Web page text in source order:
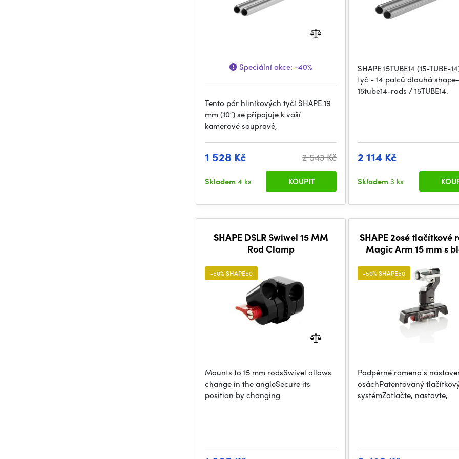
Speciální akce: -40%
Tento pár hliníkových tyčí SHAPE 19
mm (10″) se připojuje k vaší
kamerové soupravě,
1 528 Kč 2 543 Kč
Skladem4 ks KOUPIT
SHAPE 15TUBE14 (15-TUBE-
tyč - 14 palců dlouhá
15tube14-rods / 15TUBE14.
2 114 Kč
Skladem3 ks
SHAPE DSLR Swiwel 15 MM
Rod Clamp
-50% SHAPE50
Mounts to 15 mm rodsSwivel allows
change in the angleSecure its
position by changing
SHAPE 2osé tlačítkové
Magic Arm 15 mm s
-50% SHAPE50
Podpěrné rameno s
osáchPatentovaný
systémZatlačte, nastavte,